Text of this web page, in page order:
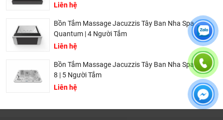
7008 có yếm
Loại bồn: Bồn tắm ngâm (hình oval) có yếm
Kích thước phủ bì (bao gồm yếm): 1615 x 770 x 560 mm
Kích thước lòng trong (không gian sử dụng): 1470 x 640 x
Kích thước bồn xây (khuyến nghị nếu muốn lắp âm và bỏ
yếm): 1600 x 765 x 420 mm
Liên hệ
Bồn Tắm Massage Jacuzzis Tây Ban Nha Spa
Quantum | 4 Người Tắm
Liên hệ
Bồn Tắm Massage Jacuzzis Tây Ban Nha Spa Aqua
8 | 5 Người Tắm
Liên hệ